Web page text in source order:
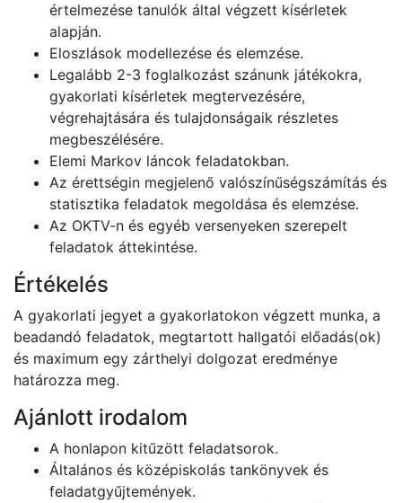
értelmezése tanulók által végzett kísérletek
alapján.
Eloszlások modellezése és elemzése.
Legalább 2-3 foglalkozást szánunk játékokra,
gyakorlati kísérletek megtervezésére,
végrehajtására és tulajdonságaik részletes
megbeszélésére.
Elemi Markov láncok feladatokban.
Az érettségin megjelenő valószínűségszámítás és
statisztika feladatok megoldása és elemzése.
Az OKTV-n és egyéb versenyeken szerepelt
feladatok áttekintése.
Értékelés
A gyakorlati jegyet a gyakorlatokon végzett munka, a
beadandó feladatok, megtartott hallgatói előadás(ok)
és maximum egy zárthelyi dolgozat eredménye
határozza meg.
Ajánlott irodalom
A honlapon kitűzött feladatsorok.
Általános és középiskolás tankönyvek és
feladatgyűjtemények.